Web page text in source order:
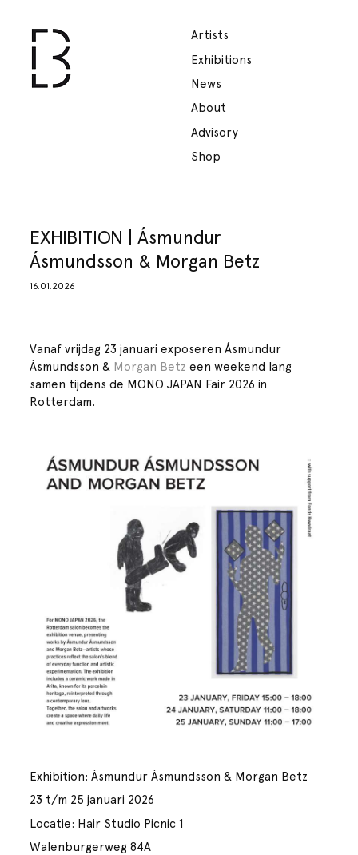
Artists
Exhibitions
News
About
Advisory
Shop
EXHIBITION | Ásmundur
Ásmundsson & Morgan Betz
16.01.2026
Vanaf vrijdag 23 januari exposeren Ásmundur
Ásmundsson & Morgan Betz een weekend lang
samen tijdens de MONO JAPAN Fair 2026 in
Rotterdam.
Exhibition: Ásmundur Ásmundsson & Morgan Betz
23 t/m 25 januari 2026
Locatie: Hair Studio Picnic 1
Walenburgerweg 84A